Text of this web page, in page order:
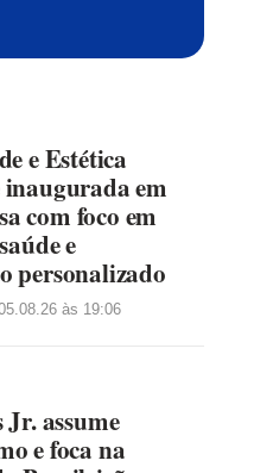
e Estética
inaugurada em
com foco em
e
personalizado
às 19:06
assume
e foca na